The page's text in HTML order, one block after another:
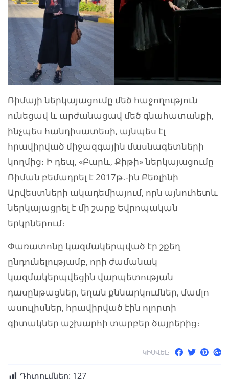
Ռիմայի ներկայացումը մեծ հաջողություն
ունեցավ և արժանացավ մեծ գնահատանքի,
ինչպես հանդիսատեսի, այնպես էլ
հրավիրված միջազգային մասնագետների
կողմից։ Ի դեպ, «Բարև, Քիթի» ներկայացումը
Ռիման բեմադրել է 2017թ․-ին Բեռլինի
Արվեստների ակադեմիայում, որն այնուհետև
ներկայացրել է մի շարք Եվրոպական
երկրներում։
Փառատոնը կազմակերպված էր շքեղ
ընդունելությամբ, որի ժամանակ
կազմակերպվեցին վարպետության
դասընթացներ, եղան քննարկումներ, մամլո
ասուլիսներ, հրավիրված էին ոլորտի
գիտակներ աշխարհի տարբեր ծայրերից։
ԿԻՍՎԵԼ:
Դիտումներ: 127